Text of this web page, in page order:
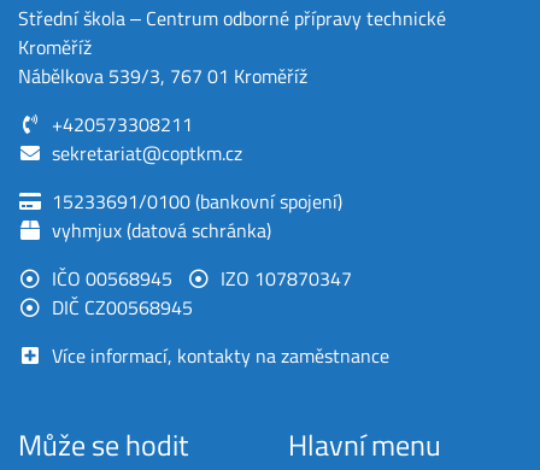
Střední škola ‒ Centrum odborné přípravy technické
Kroměříž
Nábělkova 539/3, 767 01 Kroměříž
+420573308211
sekretariat@coptkm.cz
15233691/0100 (bankovní spojení)
vyhmjux (datová schránka)
IČO 00568945
IZO 107870347
DIČ CZ00568945
Více informací, kontakty na zaměstnance
Může se hodit Hlavní menu